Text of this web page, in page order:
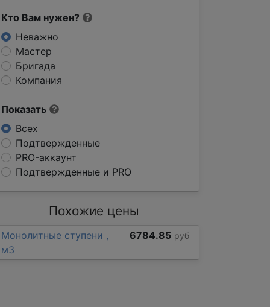
Кто Вам нужен?
Неважно
Мастер
Бригада
Компания
Показать
Всех
Подтвержденные
PRO-аккаунт
Подтвержденные и PRO
Похожие цены
Монолитные ступени ,
м3
6784.85 руб